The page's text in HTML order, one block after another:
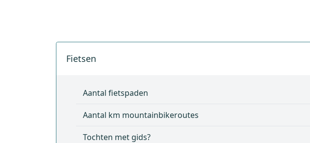
Fietsen
Aantal fietspaden
Aantal km mountainbikeroutes
Tochten met gids?